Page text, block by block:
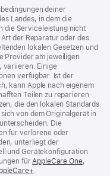
deiner
Landes, in dem die
die Serviceleistung nicht
der Reparatur oder des
lokalen Gesetzen und
Provider am jeweiligen
variieren. Einige
verfügbar. Ist der
kann Apple nach eigenem
Teilen zu reparieren
die den lokalen Standards
von dem Originalgerät in
Die
für verlorene oder
unterliegt der
und Gerätekonfiguration
fürAppleCare One(Öffnet
,
(Öffnet
.